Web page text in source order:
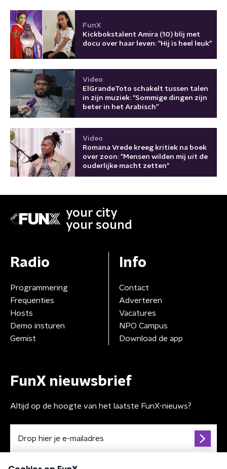
FunX
Kickbokstalent Amira (10) blij met
docu over haar leven: "Hij is heel leuk"
Video
ElGrandeToto schakelt tussen talen
in zijn muziek: “Sommige dingen zijn
beter in het Arabisch”
Video
Romana Vrede kreeg kritiek na boek
over zoon: "Mensen wilden mij uit de
ouderlijke macht zetten"
your city
your sound
Radio
Programmering
Frequenties
Hosts
Demo insturen
Gemist
Info
Contact
Adverteren
Vacatures
NPO Campus
Download de app
FunX nieuwsbrief
Altijd op de hoogte van het laatste FunX-nieuws?